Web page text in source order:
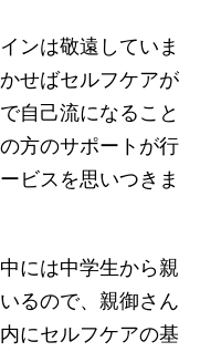
ンは敬遠していま
せばセルフケアが
自己流になること
方のサポートが行
ビスを思いつきま
には中学生から親
るので、親御さん
にセルフケアの基